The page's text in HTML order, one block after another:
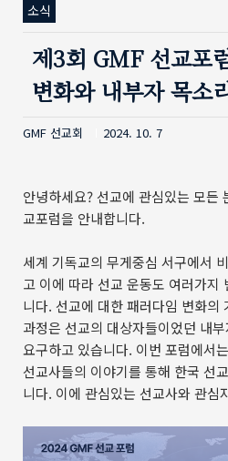
소식
제3회 GMF 선교포
변화와 내부자 목소
GMF 선교회 2024. 10. 7
안녕하세요? 선교에 관심있는 모든
교포럼을 안내합니다.
세계 기독교의 무게중심 서구에서
고 이에 따라 선교 운동도 여러가지
니다. 선교에 대한 패러다임 변화의
과정은 선교의 대상자들이었던 내
요구하고 있습니다. 이번 포럼에서
선교사들의 이야기를 통해 한국 선
니다. 이에 관심있는 선교사와 관심